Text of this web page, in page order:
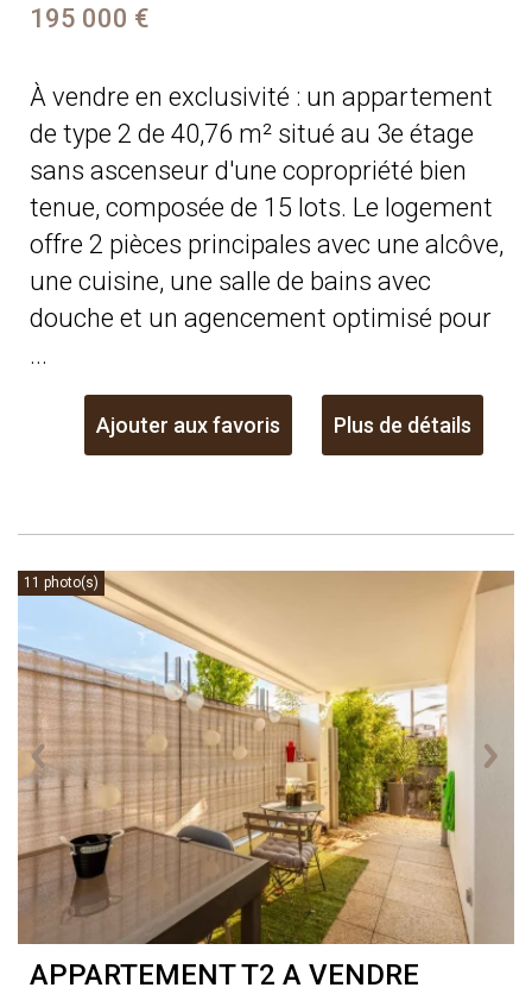
195 000 €
À vendre en exclusivité : un appartement
de type 2 de 40,76 m² situé au 3e étage
sans ascenseur d'une copropriété bien
tenue, composée de 15 lots. Le logement
offre 2 pièces principales avec une alcôve,
une cuisine, une salle de bains avec
douche et un agencement optimisé pour
...
Ajouter aux favoris Plus de détails
11 photo(s)
APPARTEMENT T2 A VENDRE